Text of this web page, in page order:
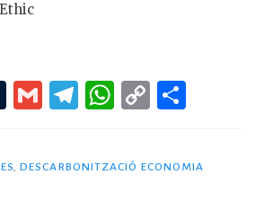
T
bl
G
l
T
g
W
at
s
C
y p
,DESCARBONITZACIÓ ECONOMIA